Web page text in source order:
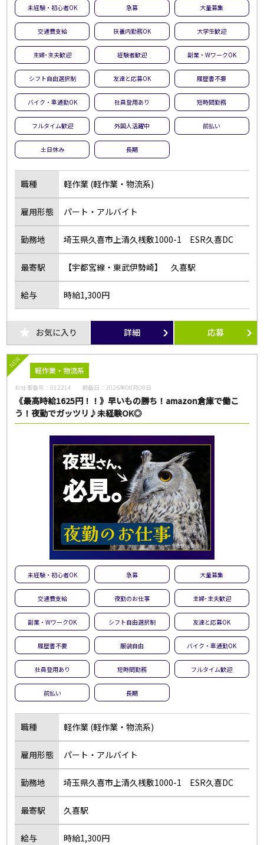
未経験・初心者OK 急募 大量募集
交通費支給 扶養内勤務OK 大学生歓迎
主婦･主夫歓迎 経験者歓迎 副業・WワークOK
シフト自由選択制 友達と応募OK 履歴書不要
バイク・車通勤OK 社員登用あり 短時間勤務
フルタイム歓迎 外国人活躍中 前払い
土日休み 長期
職種 軽作業 (軽作業・物流系)
雇用形態 パート・アルバイト
勤務地 埼玉県久喜市上清久桟敷1000-1 ESR久喜DC
最寄駅 【宇都宮線・東武伊勢崎】 久喜駅
給与 時給1,300円
お気に入り 詳細 応募
NEW
軽作業・物流系
お仕事番号：012214 掲載日： 2026年08月08日
《最高時給1625円！！》早いもの勝ち！amazon倉庫で働こ
う！夜勤でガッツリ♪未経験OK◎
未経験・初心者OK 急募 大量募集
交通費支給 夜勤のお仕事 主婦･主夫歓迎
副業・WワークOK シフト自由選択制 友達と応募OK
履歴書不要 服装自由 バイク・車通勤OK
社員登用あり 短時間勤務 フルタイム歓迎
前払い 長期
職種 軽作業 (軽作業・物流系)
雇用形態 パート・アルバイト
勤務地 埼玉県久喜市上清久桟敷1000-1 ESR久喜DC
最寄駅 久喜駅
給与 時給1,300円